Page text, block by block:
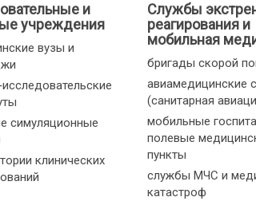
и
учреждения
вузы и
симуляционные
клинических
Службы
реагирования и
мобильная
бригады скорой
авиамедицинские
(санитарная
мобильные
полевые
пункты
службы МЧС и
катастроф